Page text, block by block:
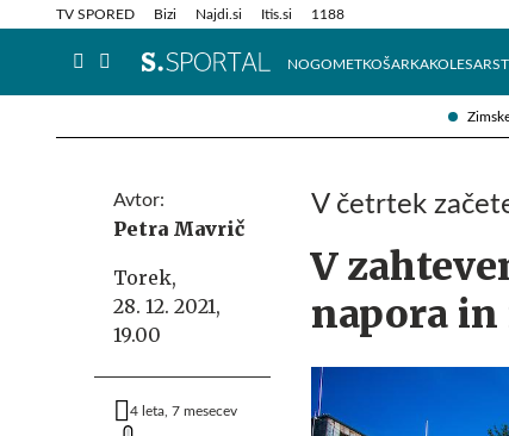
TV SPORED Bizi Najdi.si Itis.si 1188
NOGOMETKOŠARKA
Info in obvestila Tehnik
Avtor:
Petra Mavrič
Torek,
28. 12. 2021,
19.00
4 leta, 7 mesecev
V četrtek
V
napora